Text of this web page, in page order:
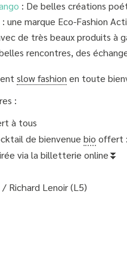
: De belles créations
: une marque Eco-Fashion
de très beaux produits à
rencontres, des
slow fashion en toute
:
à tous
de bienvenue bio offert
via la billetterie online⏬
Richard Lenoir (L5)